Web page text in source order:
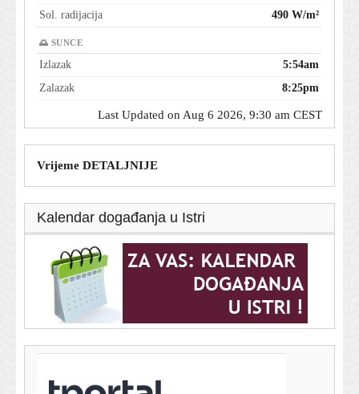
Sol. radijacija
490 W/m²
🌅 SUNCE
Izlazak
5:54am
Zalazak
8:25pm
Last Updated on Aug 6 2026, 9:30 am CEST
Vrijeme DETALJNIJE
Kalendar događanja u Istri
Mislite da su to valovi ili sunce? Nećete vjerovati što je